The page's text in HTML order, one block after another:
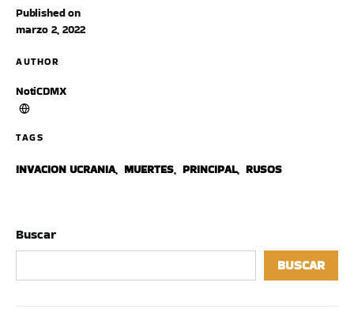
Published on
marzo 2, 2022
AUTHOR
NotiCDMX
TAGS
INVACION UCRANIA, MUERTES, PRINCIPAL, RUSOS
Buscar
BUSCAR